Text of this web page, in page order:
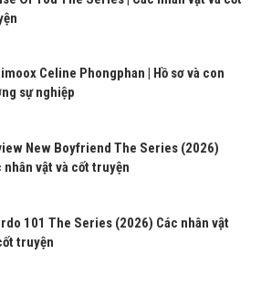
Celine Phongphan | Hồ sơ và con
sự nghiệp
New Boyfriend The Series (2026)
nhân vật và cốt truyện
101 The Series (2026) Các nhân vật
truyện